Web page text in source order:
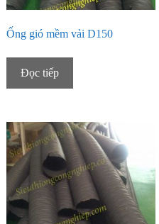
Ống gió mềm vải D150
Đọc tiếp